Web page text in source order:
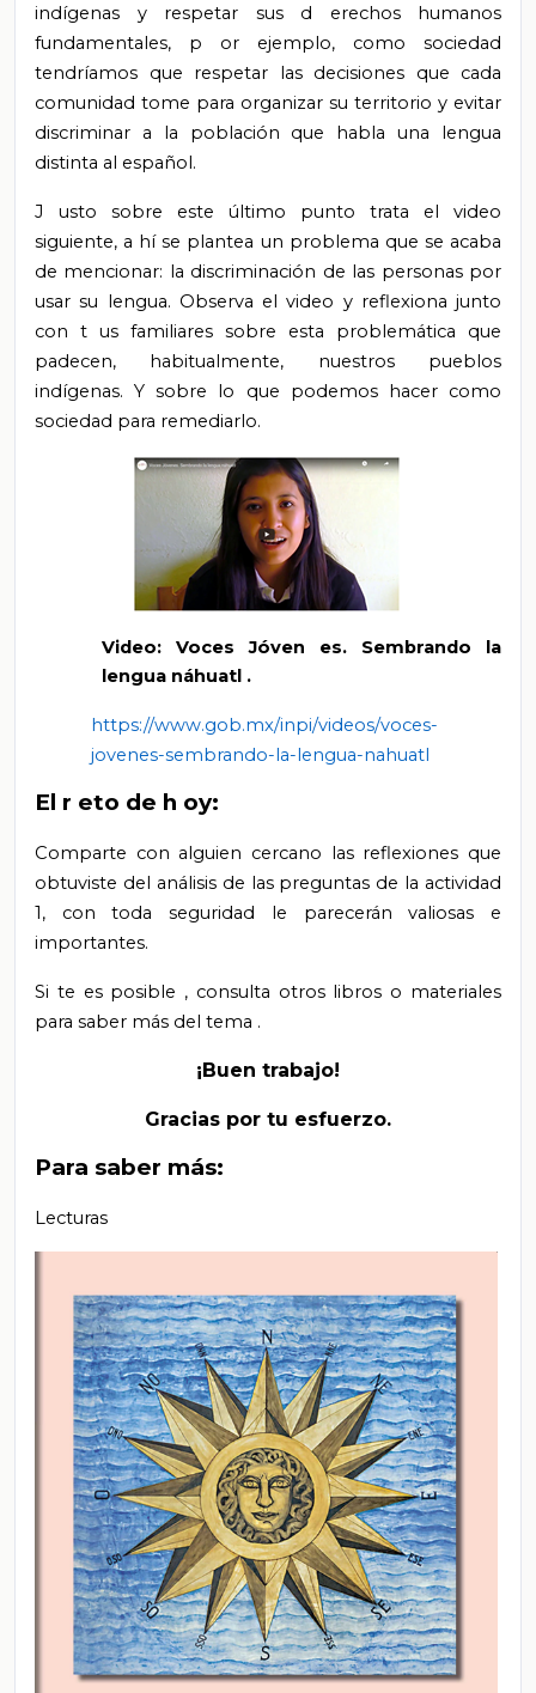
indígenas y respetar sus d erechos humanos
fundamentales, p or ejemplo, como sociedad
tendríamos que respetar las decisiones que cada
comunidad tome para organizar su territorio y evitar
discriminar a la población que habla una lengua
distinta al español.
J usto sobre este último punto trata el video
siguiente, a hí se plantea un problema que se acaba
de mencionar: la discriminación de las personas por
usar su lengua. Observa el video y reflexiona junto
con t us familiares sobre esta problemática que
padecen, habitualmente, nuestros pueblos
indígenas. Y sobre lo que podemos hacer como
sociedad para remediarlo.
Video: Voces Jóven es. Sembrando la
lengua náhuatl .
https://www.gob.mx/inpi/videos/voces-
jovenes-sembrando-la-lengua-nahuatl
El r eto de h oy:
Comparte con alguien cercano las reflexiones que
obtuviste del análisis de las preguntas de la actividad
1, con toda seguridad le parecerán valiosas e
importantes.
Si te es posible , consulta otros libros o materiales
para saber más del tema .
¡Buen trabajo!
Gracias por tu esfuerzo.
Para saber más:
Lecturas